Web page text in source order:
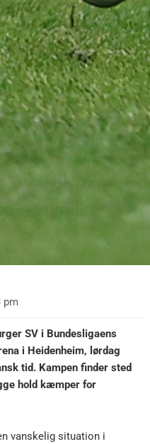
pm
SV i Bundesligaens
i Heidenheim, lørdag
tid. Kampen finder sted
hold kæmper for
vanskelig situation i